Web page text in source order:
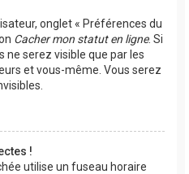
onglet « Préférences du
Cacher mon statut en ligne. Si
ne serez visible que par les
et vous-même. Vous serez
!
utilise un fuseau horaire